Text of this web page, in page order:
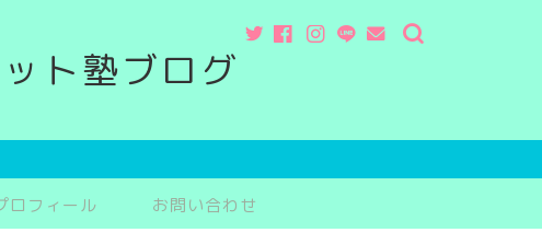
ト塾ブログ
ロフィール お問い合わせ